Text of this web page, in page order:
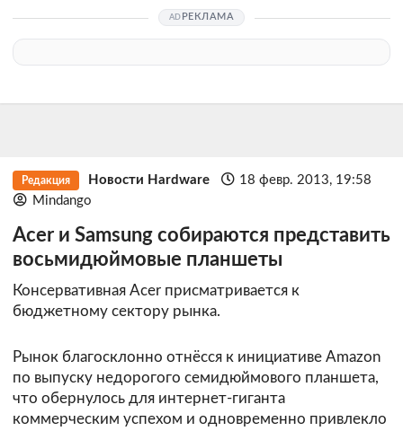
РЕКЛАМА
Редакция Новости Hardware
18 февр. 2013, 19:58
Mindango
Acer и Samsung собираются представить
восьмидюймовые планшеты
Консервативная Acer присматривается к
бюджетному сектору рынка.
Рынок благосклонно отнёсся к инициативе Amazon
по выпуску недорогого семидюймового планшета,
что обернулось для интернет-гиганта
коммерческим успехом и одновременно привлекло